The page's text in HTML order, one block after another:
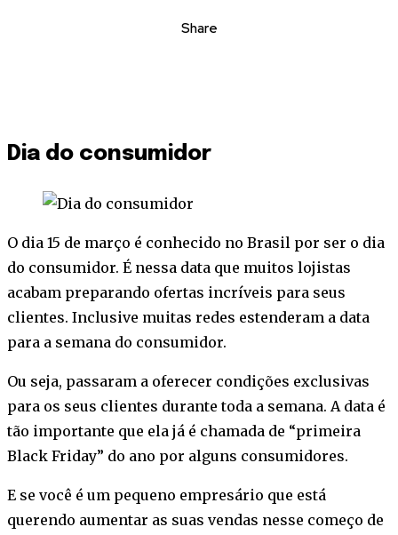
Share
Dia do consumidor
O dia 15 de março é conhecido no Brasil por ser o dia
do consumidor. É nessa data que muitos lojistas
acabam preparando ofertas incríveis para seus
clientes. Inclusive muitas redes estenderam a data
para a semana do consumidor.
Ou seja, passaram a oferecer condições exclusivas
para os seus clientes durante toda a semana. A data é
tão importante que ela já é chamada de “primeira
Black Friday” do ano por alguns consumidores.
E se você é um pequeno empresário que está
querendo aumentar as suas vendas nesse começo de